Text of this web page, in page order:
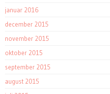
januar 2016
december 2015
november 2015
oktober 2015
september 2015
august 2015